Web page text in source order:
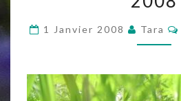
1 Janvier 2008 Tara